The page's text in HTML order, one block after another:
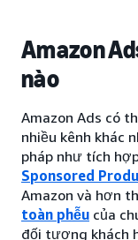
Amazon
nào
Amazon Ads có
nhiều kênh khác
pháp như tích
Sponsored
Amazon và hơn
toàn phễu của
đối tượng khách